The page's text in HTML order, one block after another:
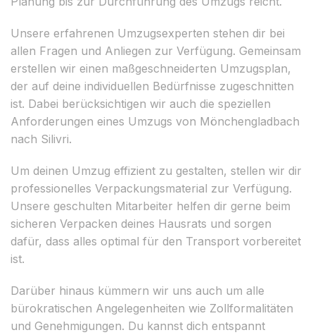
Unsere erfahrenen Umzugsexperten stehen dir bei
allen Fragen und Anliegen zur Verfügung. Gemeinsam
erstellen wir einen maßgeschneiderten Umzugsplan,
der auf deine individuellen Bedürfnisse zugeschnitten
ist. Dabei berücksichtigen wir auch die speziellen
Anforderungen eines Umzugs von Mönchengladbach
nach Silivri.
Um deinen Umzug effizient zu gestalten, stellen wir dir
professionelles Verpackungsmaterial zur Verfügung.
Unsere geschulten Mitarbeiter helfen dir gerne beim
sicheren Verpacken deines Hausrats und sorgen
dafür, dass alles optimal für den Transport vorbereitet
ist.
Darüber hinaus kümmern wir uns auch um alle
bürokratischen Angelegenheiten wie Zollformalitäten
und Genehmigungen. Du kannst dich entspannt